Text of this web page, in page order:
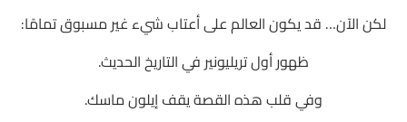
لكن الآن… قد يكون العالم على أعتاب شيء غير مسبوق تمامًا:
ظهور أول تريليونير في التاريخ الحديث.
وفي قلب هذه القصة يقف إيلون ماسك.